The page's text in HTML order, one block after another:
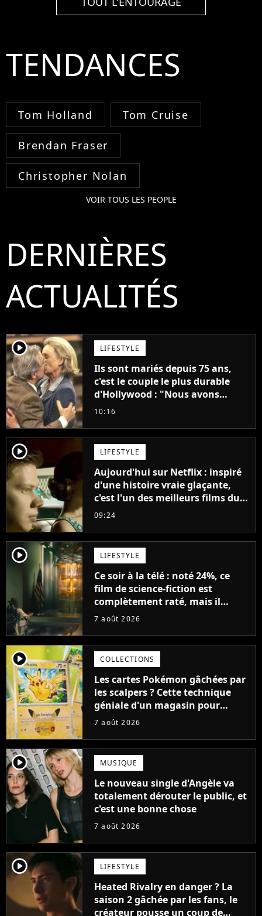
TENDANCES
Tom Holland Tom Cruise
Brendan Fraser
Christopher Nolan
VOIR TOUS LES PEOPLE
DERNIÈRES
ACTUALITÉS
player2 LIFESTYLE
Ils sont mariés depuis 75 ans,
c'est le couple le plus durable
d'Hollywood : "Nous avons
avancé jour après jour, et les
décennies"
10:16
player2 LIFESTYLE
Aujourd'hui sur Netflix : inspiré
d'une histoire vraie glaçante,
c'est l'un des meilleurs films du
21ème siècle
09:24
player2 LIFESTYLE
Ce soir à la télé : noté 24%, ce
film de science-fiction est
complètement raté, mais il
aurait pu être encore pire à
7 août 2026
player2 COLLECTIONS
Les cartes Pokémon gâchées par
les scalpers ? Cette technique
géniale d'un magasin pour
ruiner les revendeurs
7 août 2026
player2 MUSIQUE
Le nouveau single d'Angèle va
totalement dérouter le public, et
c'est une bonne chose
7 août 2026
player2 LIFESTYLE
Heated Rivalry en danger ? La
saison 2 gâchée par les fans, le
créateur pousse un coup de